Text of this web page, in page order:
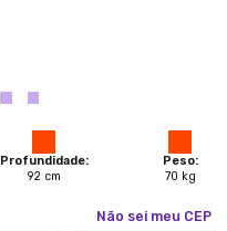
Profundidade:
92 cm
Peso:
70 kg
Não sei meu CEP